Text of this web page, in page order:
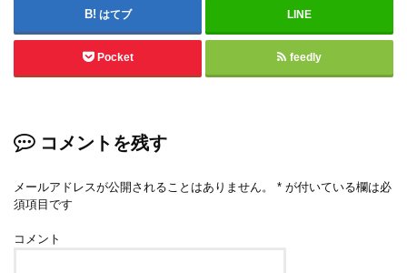
はてブ LINE
Pocket feedly
コメントを残す
メールアドレスが公開されることはありません。 * が付いている欄は必
須項目です
コメント